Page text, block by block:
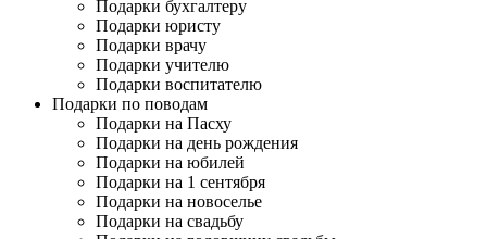
Подарки бухгалтеру
Подарки юристу
Подарки врачу
Подарки учителю
Подарки воспитателю
Подарки по поводам
Подарки на Пасху
Подарки на день рождения
Подарки на юбилей
Подарки на 1 сентября
Подарки на новоселье
Подарки на свадьбу